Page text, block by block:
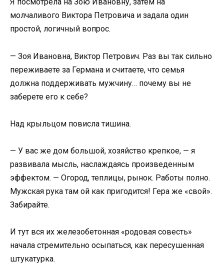
Я посмотрела на Зою Ивановну, затем на
молчаливого Виктора Петровича и задала один
простой, логичный вопрос.
— Зоя Ивановна, Виктор Петрович. Раз вы так сильно
переживаете за Германа и считаете, что семья
должна поддерживать мужчину… почему вы не
заберете его к себе?
Над крыльцом повисла тишина.
— У вас же дом большой, хозяйство крепкое, — я
развивала мысль, наслаждаясь произведенным
эффектом. — Огород, теплицы, рынок. Работы полно.
Мужская рука там ой как пригодится! Гера же «свой».
Забирайте.
И тут вся их железобетонная «родовая совесть»
начала стремительно осыпаться, как пересушенная
штукатурка.